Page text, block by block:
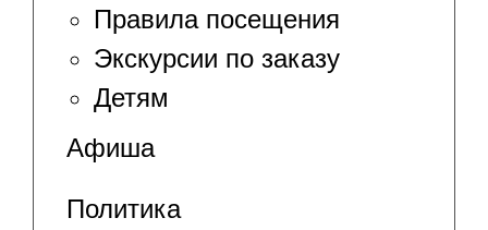
Правила посещения
Экскурсии по заказу
Детям
Афиша
Политика